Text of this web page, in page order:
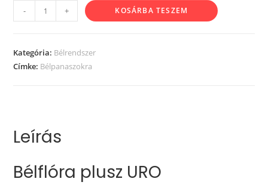
- + KOSÁRBA TESZEM
Kategória: Bélrendszer
Címke: Bélpanaszokra
Leírás
Bélflóra plusz URO